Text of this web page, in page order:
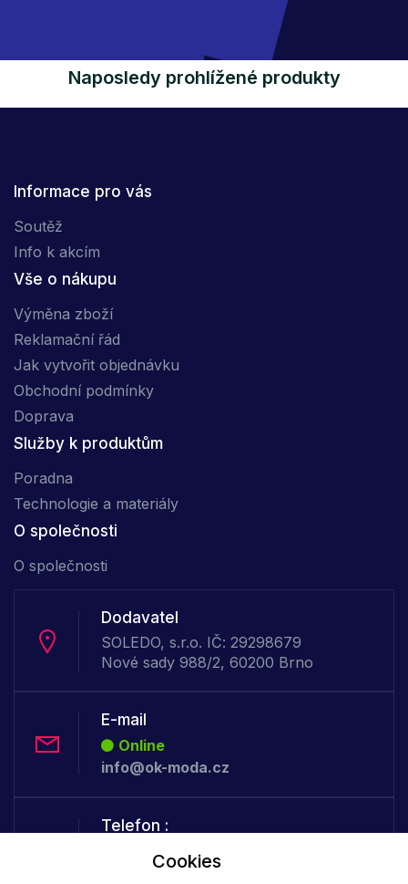
Naposledy prohlížené produkty
Informace pro vás
Soutěž
Info k akcím
Vše o nákupu
Výměna zboží
Reklamační řád
Jak vytvořit objednávku
Obchodní podmínky
Doprava
Služby k produktům
Poradna
Technologie a materiály
O společnosti
O společnosti
Dodavatel
SOLEDO, s.r.o. IČ: 29298679
Nové sady 988/2, 60200 Brno
E-mail
Online
info@ok-moda.cz
Telefon :
+420 702 000 160
Cookies